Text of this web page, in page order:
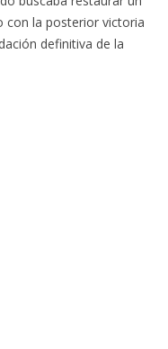
con la posterior victoria
definitiva de la